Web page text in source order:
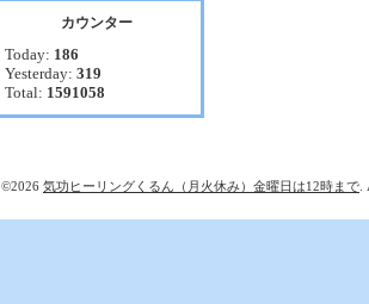
カウンター
Today: 186
Yesterday: 319
Total: 1591058
©2026 気功ヒーリングくるん（月火休み）金曜日は12時まで